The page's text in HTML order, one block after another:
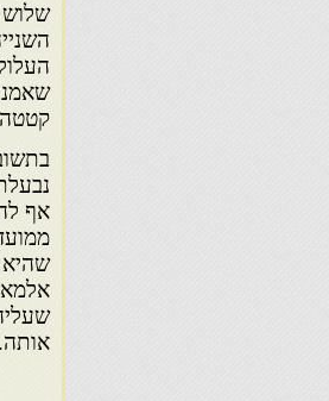
שלוש
קטטה
אף
שהיא
אותה.